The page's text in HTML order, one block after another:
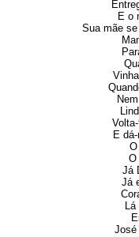
E o
Sua mãe
E
O
Já
Já
José